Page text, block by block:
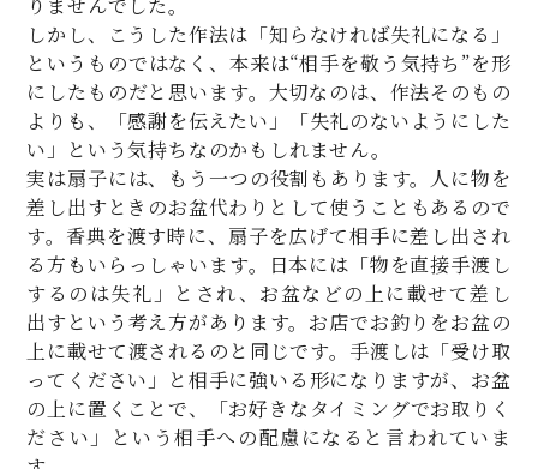
しかし、こうした作法は「知らなければ失礼になる」
というものではなく、本来は“相手を敬う気持ち”を形
にしたものだと思います。大切なのは、作法そのもの
よりも、「感謝を伝えたい」「失礼のないようにした
い」という気持ちなのかもしれません。
実は扇子には、もう一つの役割もあります。人に物を
差し出すときのお盆代わりとして使うこともあるので
す。香典を渡す時に、扇子を広げて相手に差し出され
る方もいらっしゃいます。日本には「物を直接手渡し
するのは失礼」とされ、お盆などの上に載せて差し
出すという考え方があります。お店でお釣りをお盆の
上に載せて渡されるのと同じです。手渡しは「受け取
ってください」と相手に強いる形になりますが、お盆
の上に置くことで、「お好きなタイミングでお取りく
ださい」という相手への配慮になると言われていま